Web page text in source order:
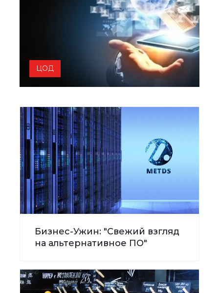
ЦОД
Бизнес-Ужин: "Свежий взгляд
на альтернативное ПО"